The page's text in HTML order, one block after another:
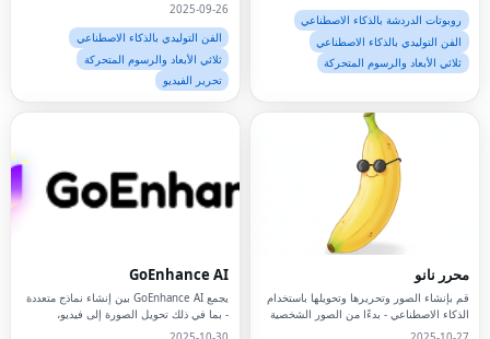
روبوتات الدردشة بالذكاء الاصطناعي
الفن التوليدي بالذكاء الاصطناعي
ثلاثي الأبعاد والرسوم المتحركة
2025-09-26
الفن التوليدي بالذكاء الاصطناعي
ثلاثي الأبعاد والرسوم المتحركة
تحرير الفيديو
محرر نانو
قم بإنشاء الصور وتحريرها وتحويلها باستخدام
الذكاء الاصطناعي - بدءًا من الصور الشخصية
GoEnhance AI
يجمع GoEnhance AI بين إنشاء نماذج متعددة
- بما في ذلك تحويل الصورة إلى فيديو،
وتحويل النص إلى فيديو، ونقل الأنماط